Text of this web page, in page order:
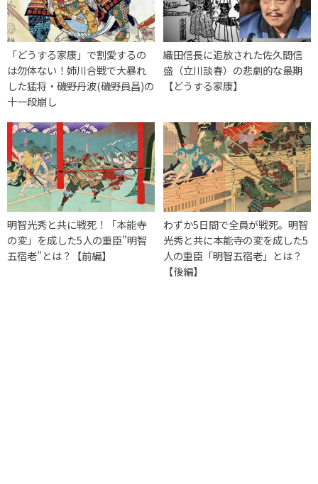
「どうする家康」で割愛するの
は勿体ない！姉川合戦で大暴れ
した猛将・磯野丹波(磯野員昌)の
十一段崩し
織田信長に追放された佐久間信
盛（立川談春）の悲劇的な最期
【どうする家康】
明智光秀と共に戦死！「本能寺
の変」を成した5人の重臣”明智
五宿老”とは？【前編】
わずか5日間で全員が戦死。明智
光秀と共に本能寺の変を成した5
人の重臣「明智五宿老」とは？
【後編】